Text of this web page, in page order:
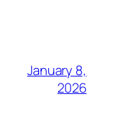
January 8,
2026